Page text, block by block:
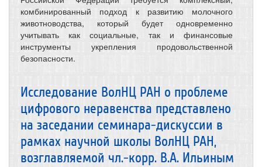
комбинированный подход к развитию молочного
животноводства, который будет одновременно
учитывать как социальные, так и финансовые
инструменты укрепления продовольственной
безопасности.
Исследование ВолНЦ РАН о проблеме
цифрового неравенства представлено
на заседании семинара-дискуссии в
рамках научной школы ВолНЦ РАН,
возглавляемой чл.-корр. В.А. Ильиным